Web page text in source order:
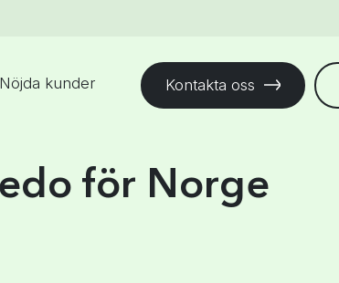
Nöjda kunder Kontakta oss
för Norge